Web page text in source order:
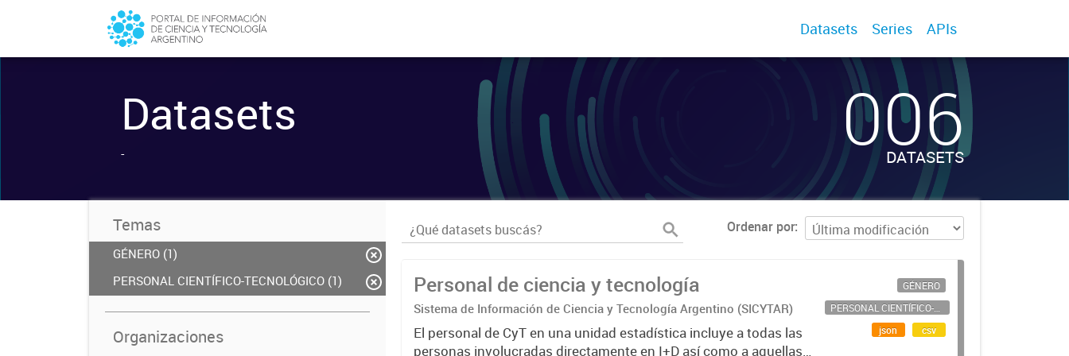
Datasets Series APIs
Datasets
- 006
DATASETS
Temas
GÉNERO (1)
PERSONAL CIENTÍFICO-TECNOLÓGICO (1)
Organizaciones
Ordenar por
Personal de ciencia y tecnología
Sistema de Información de Ciencia y Tecnología Argentino (SICYTAR)
El personal de CyT en una unidad estadística incluye a todas las
personas involucradas directamente en I+D así como a aquellas
GÉNERO
PERSONAL CIENTÍFICO-TECNOLÓGICO
json
csv